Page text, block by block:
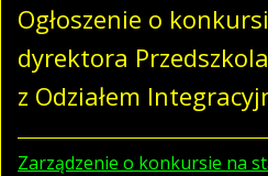
Ogłoszenie o
dyrektora
z Odziałem
Zarządzenie o konkursie na